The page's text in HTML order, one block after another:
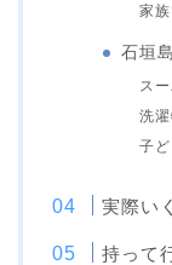
家
石垣
ス
洗
子
実際い
持って